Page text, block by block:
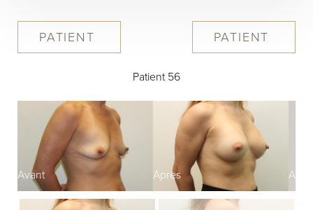
PATIENT
Patient 56
PATIENT
Avant Après